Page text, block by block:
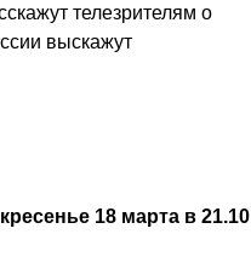
телезрителям о
выскажут
18 марта в 21.10